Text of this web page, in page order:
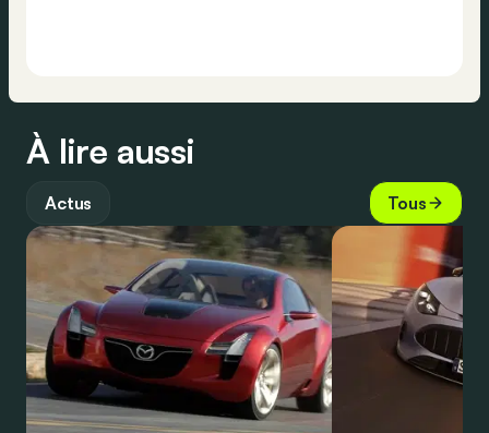
À lire aussi
Actus Tous